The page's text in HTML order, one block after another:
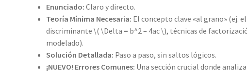
Enunciado: Claro y directo.
Teoría Mínima Necesaria: El concepto clave «al grano» (ej. el
discriminante \( \Delta = b^2 – 4ac \), técnicas de
modelado).
Solución Detallada: Paso a paso, sin saltos lógicos.
¡NUEVO! Errores Comunes: Una sección crucial donde